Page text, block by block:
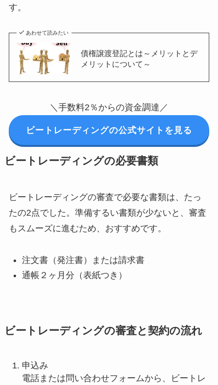
す。
あわせて読みたい
債権譲渡登記とは～メリットとデ
メリットについて～
＼手数料2％からの資金調達／
ビートレーディングの公式サイトを見る
ビートレーディングの必要書類
ビートレーディングの審査で必要な書類は、たっ
たの2点でした。準備するい書類が少ないと、審査
もスムーズに進むため、おすすめです。
注文書（発注書）または請求書
通帳２ヶ月分（表紙つき）
ビートレーディングの審査と契約の流れ
申込み
電話または問い合わせフォームから、ビートレ